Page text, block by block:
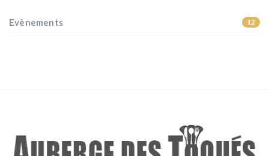
Evènements 12